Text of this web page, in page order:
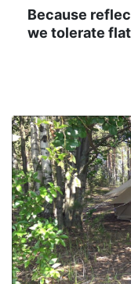
Because
we tolerate